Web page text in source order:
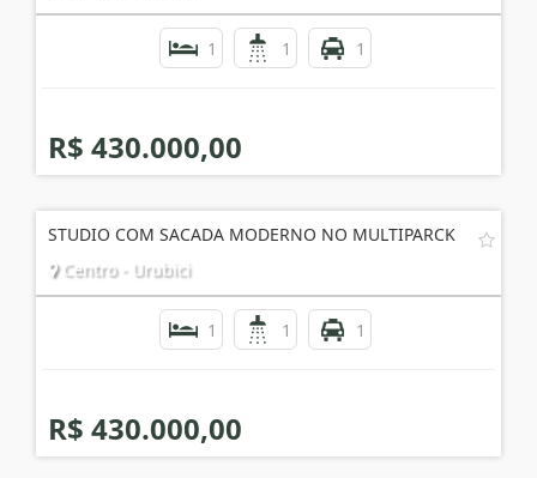
1 1 1
R$ 430.000,00
STUDIO COM SACADA MODERNO NO MULTIPARCK
Centro - Urubici
1 1 1
R$ 430.000,00